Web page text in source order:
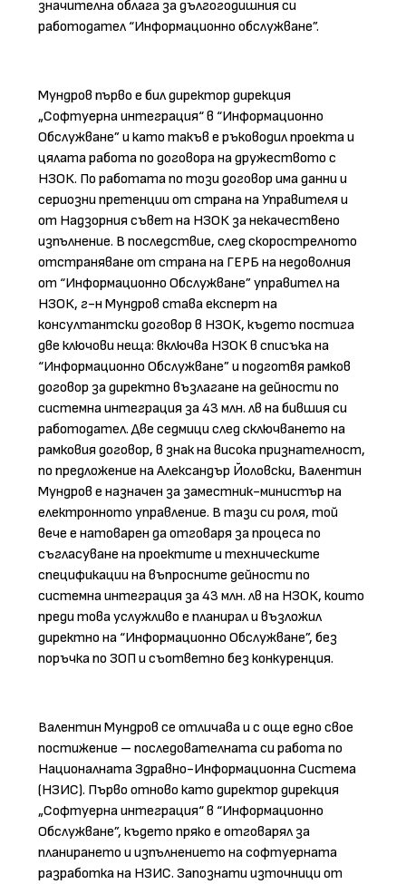
значителна облага за дългогодишния си
работодател “Информационно обслужване”.
Мундров първо е бил директор дирекция
„Софтуерна интеграция“ в “Информационно
Обслужване” и като такъв е ръководил проекта и
цялата работа по договора на дружеството с
НЗОК. По работата по този договор има данни и
сериозни претенции от страна на Управителя и
от Надзорния съвет на НЗОК за некачествено
изпълнение. В последствие, след скорострелното
отстраняване от страна на ГЕРБ на недоволния
от “Информационно Обслужване” управител на
НЗОК, г-н Мундров става експерт на
консултантски договор в НЗОК, където постига
две ключови неща: включва НЗОК в списъка на
“Информационно Обслужване” и подготвя рамков
договор за директно възлагане на дейности по
системна интеграция за 43 млн. лв на бившия си
работодател. Две седмици след сключването на
рамковия договор, в знак на висока признателност,
по предложение на Александър Йоловски, Валентин
Мундров е назначен за заместник-министър на
електронното управление. В тази си роля, той
вече е натоварен да отговаря за процеса по
съгласуване на проектите и техническите
спецификации на въпросните дейности по
системна интеграция за 43 млн. лв на НЗОК, които
преди това услужливо е планирал и възложил
директно на “Информационно Обслужване”, без
поръчка по ЗОП и съответно без конкуренция.
Валентин Мундров се отличава и с още едно свое
постижение – последователната си работа по
Националната Здравно-Информационна Система
(НЗИС). Първо отново като директор дирекция
„Софтуерна интеграция“ в “Информационно
Обслужване”, където пряко е отговарял за
планирането и изпълнението на софтуерната
разработка на НЗИС. Запознати източници от